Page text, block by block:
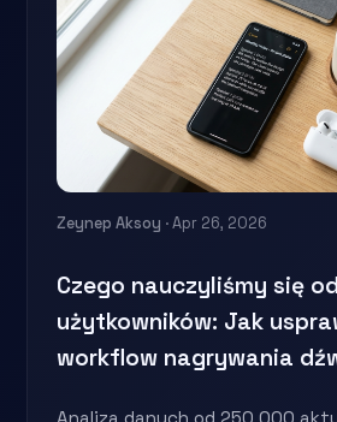
Zeynep Aksoy · Apr 26, 2026
Czego nauczyliśmy się
użytkowników: Jak
workflow nagrywania